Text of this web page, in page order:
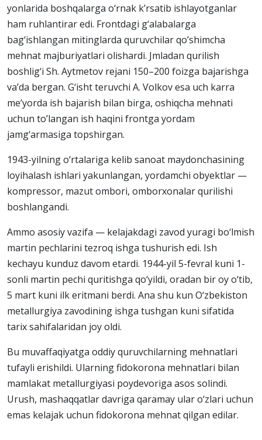
yonlarida boshqalarga o‘rnak k’rsatib ishlayotganlar
ham ruhlantirar edi. Frontdagi g‘alabalarga
bag‘ishlangan mitinglarda quruvchilar qo’shimcha
mehnat majburiyatlari olishardi. Jmladan qurilish
boshlig‘i Sh. Aytmetov rejani 150–200 foizga bajarishga
va’da bergan. G‘isht teruvchi A. Volkov esa uch karra
me’yorda ish bajarish bilan birga, oshiqcha mehnati
uchun to’langan ish haqini frontga yordam
jamg‘armasiga topshirgan.
1943-yilning o‘rtalariga kelib sanoat maydonchasining
loyihalash ishlari yakunlangan, yordamchi obyektlar —
kompressor, mazut ombori, omborxonalar qurilishi
boshlangandi.
Ammo asosiy vazifa — kelajakdagi zavod yuragi bo‘lmish
martin pechlarini tezroq ishga tushurish edi. Ish
kechayu kunduz davom etardi. 1944-yil 5-fevral kuni 1-
sonli martin pechi quritishga qo‘yildi, oradan bir oy o‘tib,
5 mart kuni ilk eritmani berdi. Ana shu kun O‘zbekiston
metallurgiya zavodining ishga tushgan kuni sifatida
tarix sahifalaridan joy oldi.
Bu muvaffaqiyatga oddiy quruvchilarning mehnatlari
tufayli erishildi. Ularning fidokorona mehnatlari bilan
mamlakat metallurgiyasi poydevoriga asos solindi.
Urush, mashaqqatlar davriga qaramay ular o‘zlari uchun
emas kelajak uchun fidokorona mehnat qilgan edilar.